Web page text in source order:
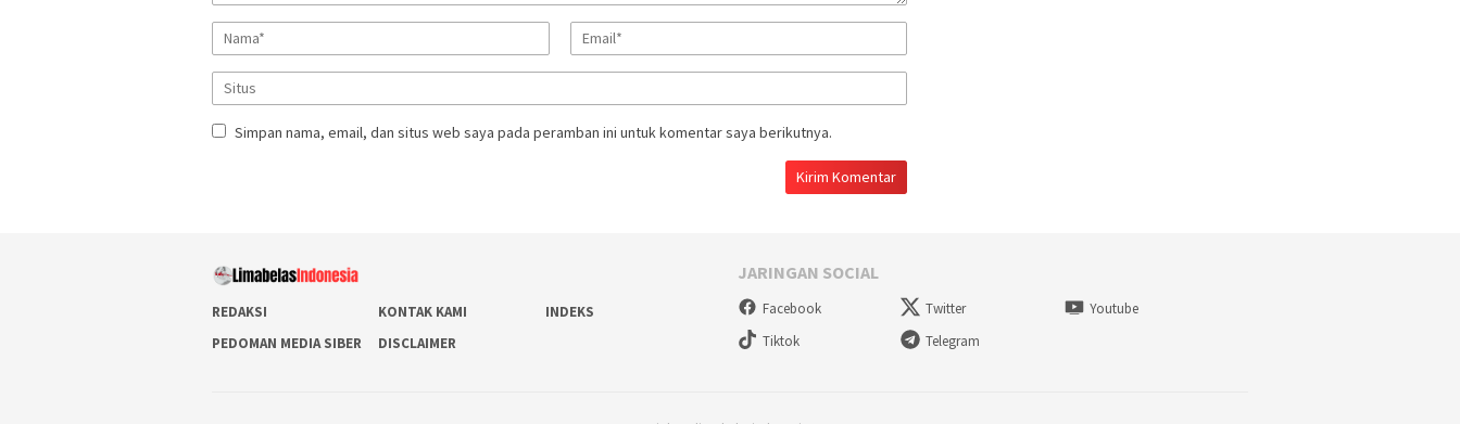
Simpan nama, email, dan situs web saya pada peramban ini untuk komentar saya berikutnya.
REDAKSI KONTAK KAMI
INDEKS
PEDOMAN MEDIA SIBER
DISCLAIMER
JARINGAN SOCIAL
Facebook Twitter
Youtube
Tiktok
Telegram